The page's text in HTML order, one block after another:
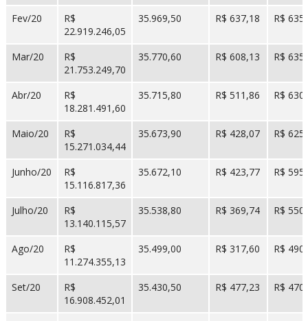
Fev/20
R$
22.919.246,05
35.969,50 R$ 637,18 R$
Mar/20
R$
21.753.249,70
35.770,60 R$ 608,13 R$
Abr/20
R$
18.281.491,60
35.715,80 R$ 511,86 R$
Maio/20
R$
15.271.034,44
35.673,90 R$ 428,07 R$
Junho/20
R$
15.116.817,36
35.672,10 R$ 423,77 R$
Julho/20
R$
13.140.115,57
35.538,80 R$ 369,74 R$
Ago/20
R$
11.274.355,13
35.499,00 R$ 317,60 R$
Set/20
R$
16.908.452,01
35.430,50 R$ 477,23 R$